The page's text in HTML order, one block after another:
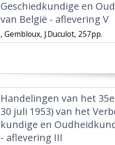
Geschiedkundige en
van België - aflevering V‎
‎, Gembloux, J.Duculot, 257pp.‎
‎Handelingen van het
30 juli 1953) van het
kundige en
- aflevering III‎